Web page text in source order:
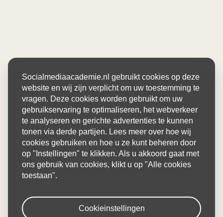
Socialmediaacademie.nl gebruikt cookies op deze
website en wij zijn verplicht om uw toestemming te
vragen. Deze cookies worden gebruikt om uw
gebruikservaring te optimaliseren, het webverkeer
te analyseren en gerichte advertenties te kunnen
tonen via derde partijen. Lees meer over hoe wij
cookies gebruiken en hoe u ze kunt beheren door
op "Instellingen" te klikken. Als u akkoord gaat met
ons gebruik van cookies, klikt u op "Alle cookies
toestaan".
Cookieinstellingen